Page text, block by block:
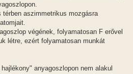
aszimmetrikus mozgásra
végének, folyamatosan F erővel
létre, ezért folyamatosan munkát
anyagoszlopon nem alakul